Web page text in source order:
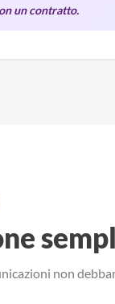
un contratto.
non